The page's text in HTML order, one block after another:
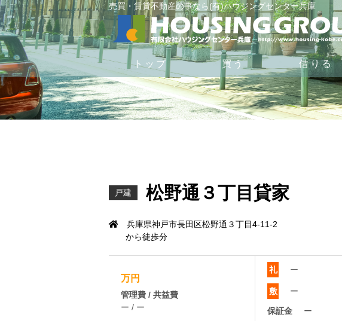
売買・賃貸不動産の事なら(有)ハウジングセンター兵庫
トップ 買う 借りる
戸建 松野通３丁目貸家
兵庫県神戸市長田区松野通３丁目4-11-2
から徒歩分
万円
管理費 / 共益費
ー / ー
礼 ー
敷 ー
保証金
ー